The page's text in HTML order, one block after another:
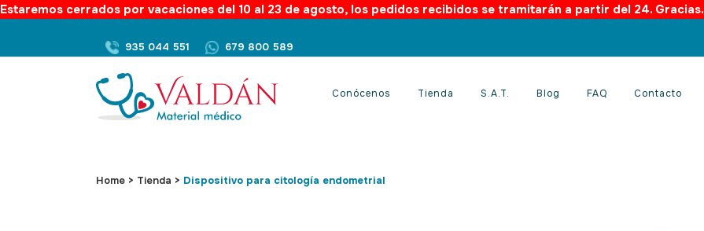
Estaremos cerrados por vacaciones del 10 al 23 de agosto, los pedidos recibidos se tramitarán a partir del 24. Gracias.
935 044 551 679 800 589
Conócenos Tienda S.A.T. Blog FAQ Contacto
Home > Tienda > Dispositivo para citología endometrial